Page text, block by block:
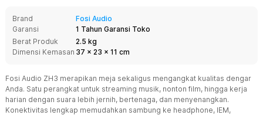
Brand
Fosi Audio
Garansi
1 Tahun Garansi Toko
Berat Produk
2.5 kg
Dimensi Kemasan 37 x 23 x 11 cm
Fosi Audio ZH3 merapikan meja sekaligus mengangkat kualitas dengar
Anda. Satu perangkat untuk streaming musik, nonton film, hingga kerja
harian dengan suara lebih jernih, bertenaga, dan menyenangkan.
Konektivitas lengkap memudahkan sambung ke headphone, IEM,